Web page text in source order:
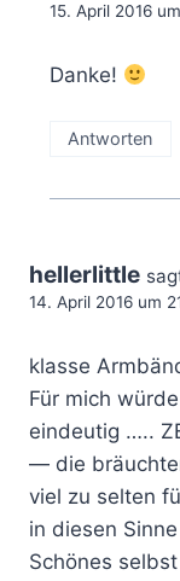
15. April 2016
Danke!
Antworten
hellerlittle
14. April 2016 um
klasse
Für mich
eindeutig …..
— die
viel zu selten
in diesen
Schönes